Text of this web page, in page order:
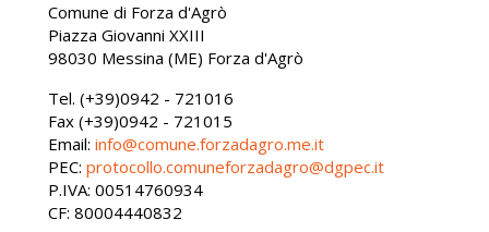
Comune di Forza d'Agrò
Piazza Giovanni XXIII
98030 Messina (ME) Forza d'Agrò
Tel. (+39)0942 - 721016
Fax (+39)0942 - 721015
Email: info@comune.forzadagro.me.it
PEC: protocollo.comuneforzadagro@dgpec.it
P.IVA: 00514760934
CF: 80004440832